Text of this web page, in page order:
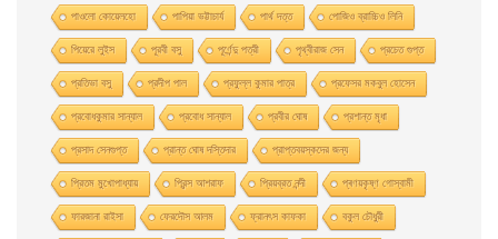
পাওলাে কোয়েলহো পাপিয়া ভট্টাচার্য পার্থ দত্ত পােজিও ব্রাচ্চিও লিনি
পিয়েরে লুইস পূরবী বসু পূর্ণেন্দু পত্রী পৃথ্বীরাজ সেন প্রচেত গুপ্ত
প্রতিভা বসু প্রদীপ পাল প্রফুল্ল কুমার পাত্র প্রফেসর মকবুল হােসেন
প্রবােধকুমার সান্যাল প্রবােধ সান্যাল প্রবীর ঘােষ প্রশান্ত মৃধা
প্রসাদ সেনগুপ্ত প্রান্ত ঘোষ দস্তিদার প্রাপ্তবয়স্কদের জন্য
প্রিতম মুখোপাধ্যায় প্রিন্স আশরাফ প্রিয়ব্রত নন্দী প্ৰণয়কৃষ্ণ গোস্বামী
ফারজানা রাইসা ফেরদৌস আলম ফ্রানৎস কাফকা বকুল চৌধুরী